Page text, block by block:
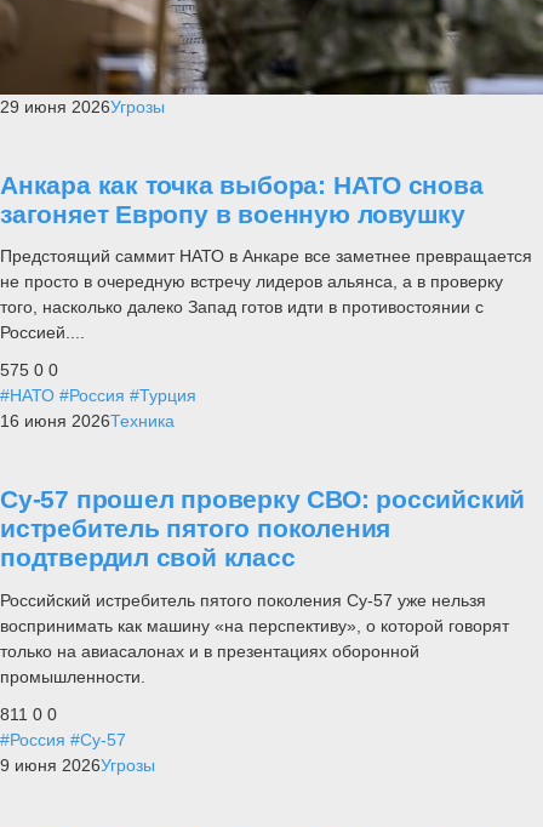
29 июня 2026Угрозы
Анкара как точка выбора: НАТО снова
загоняет Европу в военную ловушку
Предстоящий саммит НАТО в Анкаре все заметнее превращается
не просто в очередную встречу лидеров альянса, а в проверку
того, насколько далеко Запад готов идти в противостоянии с
Россией....
575 0 0
#НАТО #Россия #Турция
16 июня 2026Техника
Су-57 прошел проверку СВО: российский
истребитель пятого поколения
подтвердил свой класс
Российский истребитель пятого поколения Су-57 уже нельзя
воспринимать как машину «на перспективу», о которой говорят
только на авиасалонах и в презентациях оборонной
промышленности.
811 0 0
#Россия #Су-57
9 июня 2026Угрозы